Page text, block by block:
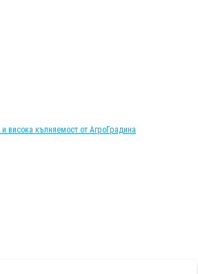
висока кълняемост от АгроГрадина